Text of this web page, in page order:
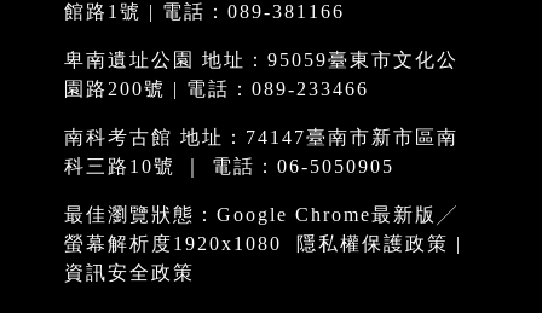
館路1號 | 電話：089-381166
卑南遺址公園 地址：95059臺東市文化公
園路200號 | 電話：089-233466
南科考古館 地址：74147臺南市新市區南
科三路10號 ｜ 電話：06-5050905
最佳瀏覽狀態：Google Chrome最新版╱
螢幕解析度1920x1080
隱私權保護政策 |
資訊安全政策